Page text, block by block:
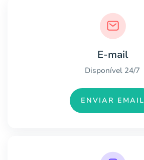
E-mail
Disponível 24/7
ENVIAR EMAIL